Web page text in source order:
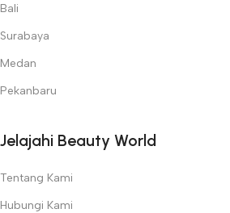
Bali
Surabaya
Medan
Pekanbaru
Jelajahi Beauty World
Tentang Kami
Hubungi Kami